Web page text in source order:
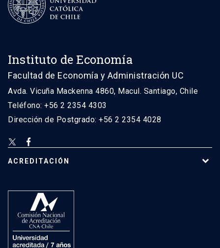
Instituto de Economía
Facultad de Economía y Administración UC
Avda. Vicuña Mackenna 4860, Macul. Santiago, Chile
Teléfono: +56 2 2354 4303
Dirección de Postgrado: +56 2 2354 4028
ACREDITACIÓN